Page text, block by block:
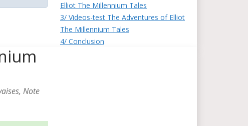
Elliot The Millennium Tales
3/ Videos-test The Adventures of Elliot
The Millennium Tales
4/ Conclusion
Note